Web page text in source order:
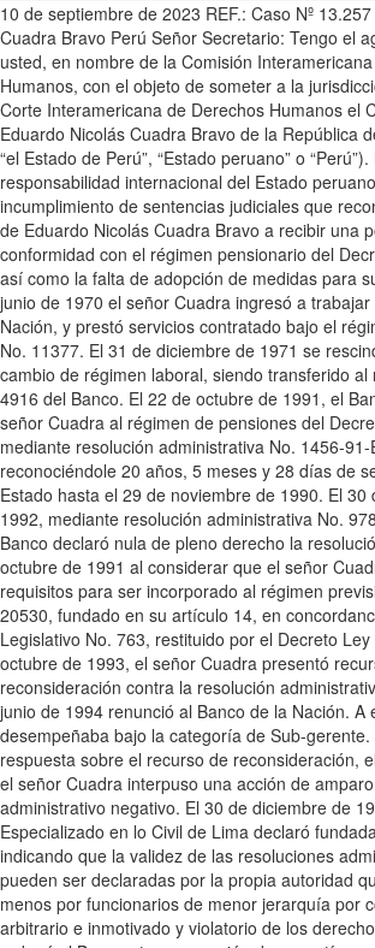
10 de septiembre de 2023 REF.: Caso Nº
Cuadra Bravo Perú Señor Secretario: Tengo el
usted, en nombre de la Comisión
Humanos, con el objeto de someter a la
Corte Interamericana de Derechos Humanos el
Eduardo Nicolás Cuadra Bravo de la República
“el Estado de Perú”, “Estado peruano” o
responsabilidad internacional del Estado
incumplimiento de sentencias judiciales que
de Eduardo Nicolás Cuadra Bravo a recibir una
conformidad con el régimen pensionario del
así como la falta de adopción de medidas para
junio de 1970 el señor Cuadra ingresó a
Nación, y prestó servicios contratado bajo el
No. 11377. El 31 de diciembre de 1971 se
cambio de régimen laboral, siendo transferido al
4916 del Banco. El 22 de octubre de 1991, el
señor Cuadra al régimen de pensiones del
mediante resolución administrativa No. 1456-
reconociéndole 20 años, 5 meses y 28 días de
Estado hasta el 29 de noviembre de 1990. El 30
1992, mediante resolución administrativa No.
Banco declaró nula de pleno derecho la
octubre de 1991 al considerar que el señor
requisitos para ser incorporado al régimen
20530, fundado en su artículo 14, en
Legislativo No. 763, restituido por el Decreto
octubre de 1993, el señor Cuadra presentó
reconsideración contra la resolución
junio de 1994 renunció al Banco de la Nación. A
desempeñaba bajo la categoría de Sub-
respuesta sobre el recurso de reconsideración,
el señor Cuadra interpuso una acción de
administrativo negativo. El 30 de diciembre de
Especializado en lo Civil de Lima declaró
indicando que la validez de las resoluciones
pueden ser declaradas por la propia autoridad
menos por funcionarios de menor jerarquía por
arbitrario e inmotivado y violatorio de los